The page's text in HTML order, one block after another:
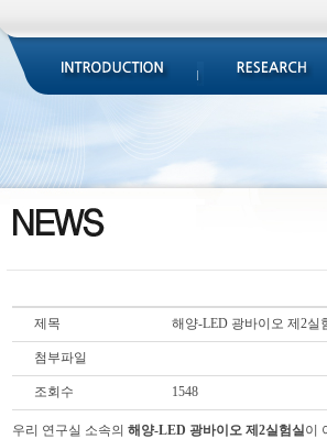
제목 해양-LED 광바이오 제2실
첨부파일
조회수 1548
우리 연구실 소속의 해양-LED 광바이오 제2실험실이